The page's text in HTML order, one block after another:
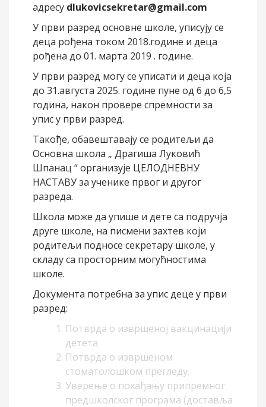
адресу dlukovicsekretar@gmail.com
У први разред основне школе, уписују се
деца рођена током 2018.године и деца
рођена до 01. марта 2019 . године.
У први разред могу се уписати и деца која
до 31.августа 2025. године пуне од 6 до 6,5
година, након провере спремности за
упис у први разред.
Такође, обавештавају се родитељи да
Oсновна школа „ Драгиша Луковић
Шпанац “ организује ЦЕЛОДНЕВНУ
НАСТАВУ за ученике првог и другог
разреда.
Школа може да упише и дете са подручја
друге школе, на писмени захтев који
родитељи подносе секретару школе, у
складу са просторним могућностима
школе.
Документа потребна за упис деце у први
разред:
Потврда о извршеној вакцинацији
детета
Потврда о извршеном
стоматолошком прегледу.
Уверење о похађању припремног
предшколског програма (доставља